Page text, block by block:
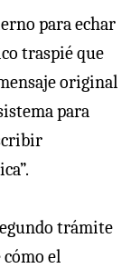
para echar
traspié que
original
para
trámite
el